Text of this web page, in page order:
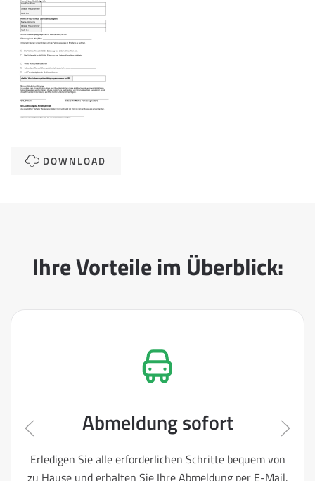
DOWNLOAD
Ihre Vorteile im Überblick:
Abmeldung sofort
Erledigen Sie alle erforderlichen Schritte bequem von
zu Hause und erhalten Sie Ihre Abmeldung per E-Mail.